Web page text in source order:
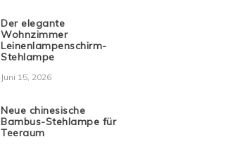
Der elegante
Wohnzimmer
Leinenlampenschirm-
Stehlampe
Juni 15, 2026
Neue chinesische
Bambus-Stehlampe für
Teeraum